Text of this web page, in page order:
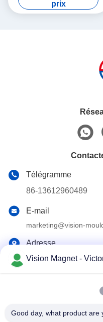
prix
Télégramme
86-13612960489
E-mail
marketing@vision-
Adresse
3/F, Bldg F, parc
ville de Fenggang, ville
Guangdong, Chine,
Vision Magnet -
Good day, what product are